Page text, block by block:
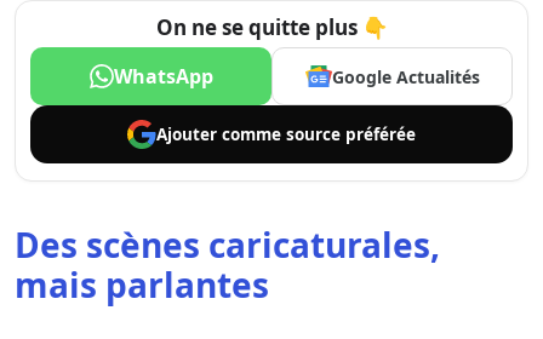
On ne se quitte plus 👇
WhatsApp Google Actualités
Ajouter comme source préférée
Des scènes caricaturales,
mais parlantes